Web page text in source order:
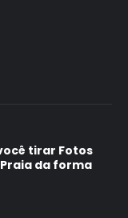
tirar Fotos
da forma